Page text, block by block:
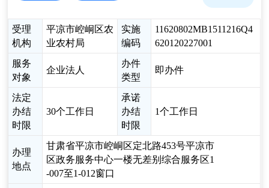
受理
机构
平凉市崆峒区农
业农村局
实施
编码
11620802MB1511216Q4
620120227001
服务
对象
企业法人
办件
类型
即办件
法定
办结
时限
30个工作日
承诺
办结
时限
1个工作日
办理
地点
甘肃省平凉市崆峒区定北路453号平凉市
区政务服务中心一楼无差别综合服务区1
-007至1-012窗口